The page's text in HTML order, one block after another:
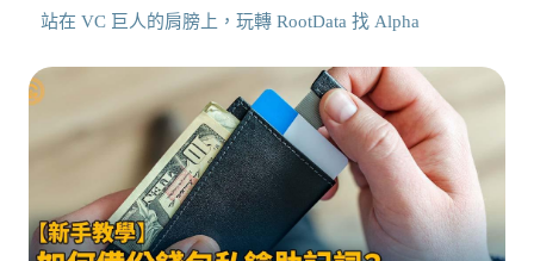
站在 VC 巨人的肩膀上，玩轉 RootData 找 Alpha